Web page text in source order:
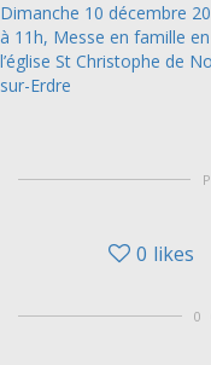
Dimanche 10 décembre
à 11h, Messe en famille en
l’église St Christophe de
sur-Erdre
0 likes
0